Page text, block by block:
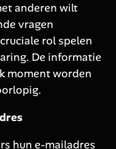
anderen wilt
vragen
rol spelen
De informatie
moment worden
hun e-mailadres